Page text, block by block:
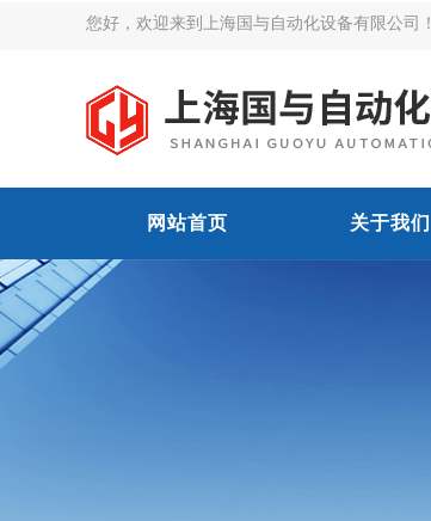
您好，欢迎来到上海国与自动化设备有限公司！
网站首页 关于我们